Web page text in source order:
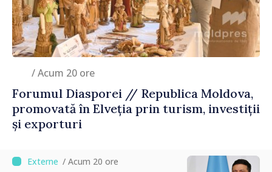
/ Acum 20 ore
Forumul Diasporei // Republica Moldova,
promovată în Elveția prin turism, investiții
și exporturi
/ Acum 20 ore